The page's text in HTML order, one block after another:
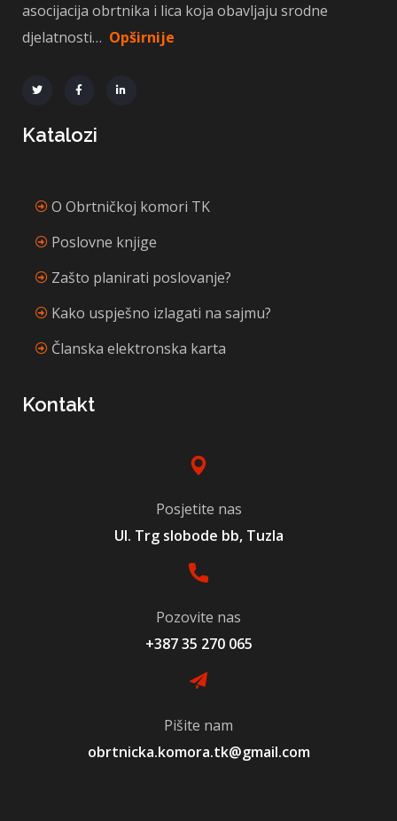
asocijacija obrtnika i lica koja obavljaju srodne
djelatnosti… Opširnije
Katalozi
O Obrtničkoj komori TK
Poslovne knjige
Zašto planirati poslovanje?
Kako uspješno izlagati na sajmu?
Članska elektronska karta
Kontakt
Posjetite nas
Ul. Trg slobode bb, Tuzla
Pozovite nas
+387 35 270 065
Pišite nam
obrtnicka.komora.tk@gmail.com